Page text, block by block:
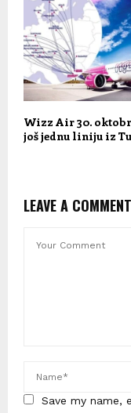
Wizz Air 30.
još jednu liniju iz
LEAVE A COMMENT
Save my name,